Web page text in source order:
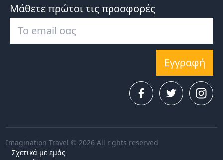
Μάθετε πρώτοι τις προσφορές
Εγγραφή
Imagination Travel © 2026 All rights reserved
Σχετικά με εμάς